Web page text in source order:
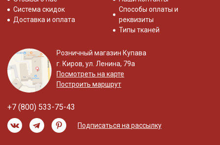
Система скидок
Доставка и оплата
Способы оплаты и
реквизиты
Типы тканей
Розничный магазин Купава
г. Киров, ул. Ленина, 79а
Посмотреть на карте
Построить маршрут
+7 (800) 533-75-43
Подписаться на рассылку